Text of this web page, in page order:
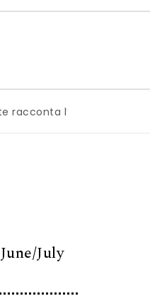
l’anima dell’Italia
July